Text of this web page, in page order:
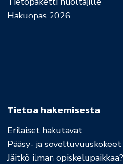
Hakuopas 2026
Tietoa hakemisesta
Erilaiset hakutavat
Pääsy- ja soveltuvuuskokeet
Jäitkö ilman opiskelupaikkaa?